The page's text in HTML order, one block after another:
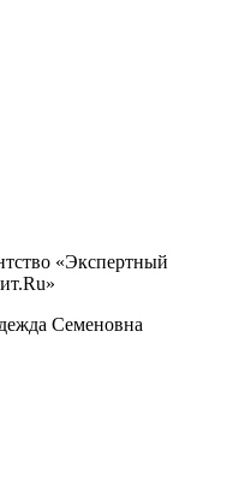
«Экспертный
Семеновна